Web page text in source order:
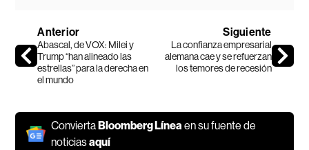
Anterior
Abascal, de VOX: Milei y
Trump “han alineado las
estrellas” para la derecha en
el mundo
Siguiente
La confianza empresarial
alemana cae y se refuerzan
los temores de recesión
ConviertaBloomberg Línea en su fuente de
noticiasaquí